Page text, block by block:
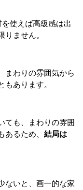
使えば高級感は出
りません。
まわりの雰囲気から
もあります。
ても、まわりの雰囲
あるため、 結局は
ないと、画一的な家